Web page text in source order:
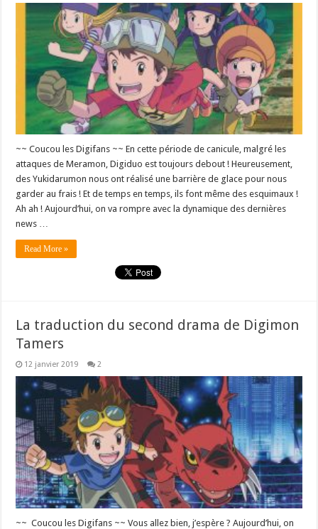
~~ Coucou les Digifans ~~ En cette période de canicule, malgré les
attaques de Meramon, Digiduo est toujours debout ! Heureusement,
des Yukidarumon nous ont réalisé une barrière de glace pour nous
garder au frais ! Et de temps en temps, ils font même des esquimaux !
Ah ah ! Aujourd’hui, on va rompre avec la dynamique des dernières
news …
Read More »
La traduction du second drama de Digimon
Tamers
12 janvier 2019 2
~~ Coucou les Digifans ~~ Vous allez bien, j’espère ? Aujourd’hui, on